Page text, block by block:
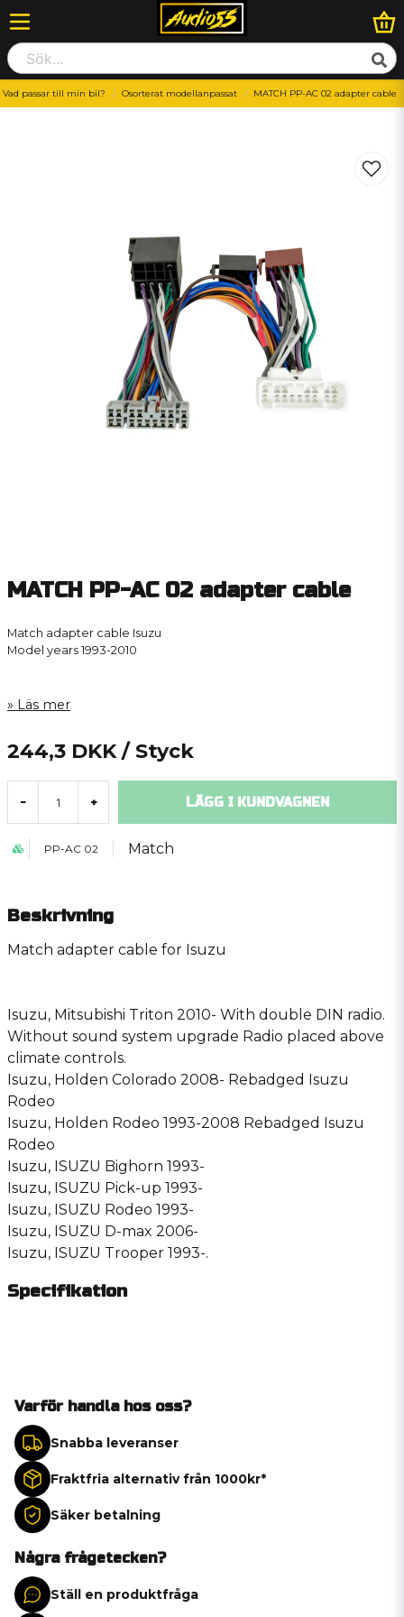
Vad passar till min bil? Osorterat modellanpassat MATCH PP-AC 02 adapter cable
MATCH PP-AC 02 adapter cable
Match adapter cable Isuzu
Model years 1993-2010
Läs mer
244,3 DKK / Styck
- + LÄGG I KUNDVAGNEN
PP-AC 02 Match
Beskrivning
Match adapter cable for Isuzu
Isuzu, Mitsubishi Triton 2010- With double DIN radio.
Without sound system upgrade Radio placed above
climate controls.
Isuzu, Holden Colorado 2008- Rebadged Isuzu
Rodeo
Isuzu, Holden Rodeo 1993-2008 Rebadged Isuzu
Rodeo
Isuzu, ISUZU Bighorn 1993-
Isuzu, ISUZU Pick-up 1993-
Isuzu, ISUZU Rodeo 1993-
Isuzu, ISUZU D-max 2006-
Isuzu, ISUZU Trooper 1993-.
Specifikation
Varför handla hos oss?
Snabba leveranser
Fraktfria alternativ från 1000kr*
Säker betalning
Några frågetecken?
Ställ en produktfråga